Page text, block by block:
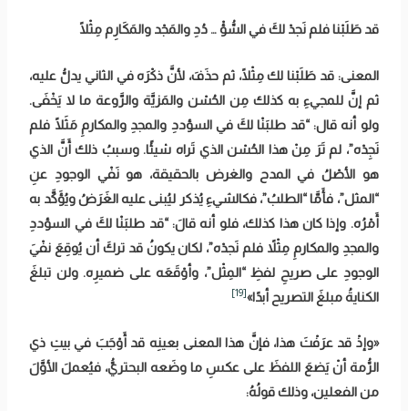
قد طَلَبْنا فلم نَجدْ لكَ في السُّؤْ … دُدِ والمَجْد والمَكَارِم مِثْلًا
المعنى: قد طَلَبْنا لك مِثْلًا، ثم حذَفَ، لأنَّ ذكْرَه في الثاني يدلُّ عليه،
ثم إنَّ للمجيءِ به كذلك مِن الحُسْن والمَزيَّة والرَّوعة ما لا يَخْفَى.
ولو أنه قال: “قد طلبَنْا لكَ في السؤددِ والمجدِ والمكارمِ مَثَلًا فلم
نَجِدْه”، لم تَرَ مِنْ هذا الحُسْن الذي تَراه شيئًا. وسببُ ذلك أَنَّ الذي
هو الأصْلُ في المدح والغرض بالحقيقة، هو نَفْي الوجودِ عنِ
“المثل”، فأَمَّا “الطلبُ”، فكالشيءِ يُذكر ليُبنى عليه الغَرَضُ ويُؤَكَّد به
أَمْرُه. وإذا كان هذا كذلك، فلو أنه قالَ: “قد طلبَنْا لكَ في السؤددِ
والمجدِ والمكارمِ مِثْلاً فلم نَجدْه”، لكان يكونُ قد تركَ أن يُوقِعَ نفْيَ
الوجودِ على صريحِ لفظِ “المِثْل”، وأوْقَعَه على ضميرِه. ولن تبلغَ
الكنايةُ مبلغَ التصريح أبدًا»[19]
«وإذْ قد عرَفْتَ هذا، فإنَّ هذا المعنى بعينِه قد أَوْجَبَ في بيتِ ذي
الرُّمة أنْ يَضعَ اللفظَ على عكسِ ما وضَعه البحتريُّ، فيُعملَ الأوَّلَ
من الفعلين، وذلك قولُهُ: